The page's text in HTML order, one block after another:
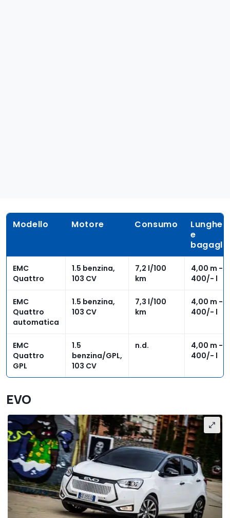
Modello Motore Consumo
e
EMC
Quattro
1.5 benzina,
103 CV
7,2 l/100
km
4,00 m -
400/- l
EMC
Quattro
automatica
1.5 benzina,
103 CV
7,3 l/100
km
4,00 m -
400/- l
EMC
Quattro
GPL
1.5
benzina/GPL,
103 CV
n.d.
4,00 m -
400/- l
EVO